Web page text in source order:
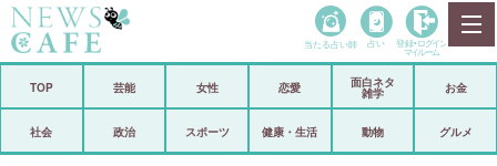
政治
当たる占い師 占い 登録• ログイン
マイルーム
TOP 芸能 女性 恋愛
面白ネタ
雑学
お金
社会 政治 スポーツ 健康・生活 動物 グルメ